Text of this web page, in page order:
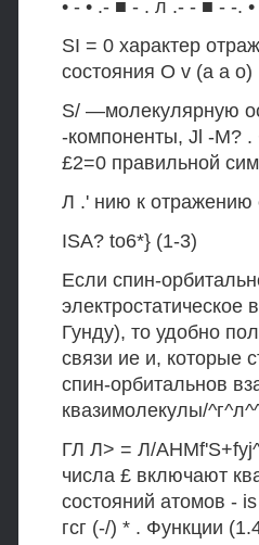
• - • .- ■ - . л .- - ■ - -. •
SI = 0 характер
состояния О v (а а
S/ —молекулярную
-компоненты, Jl -М?
£2=0 правильной
Л .' нию к
ISA? to6*} (1-3)
Если спин-
Гунду), то удобно
связи ие и, которые
спин-орбитальнов
квазимолекулы/
ГЛ Л> = Л/
числа £ включают
состояний атомов -
гсг (-/) * . Функции